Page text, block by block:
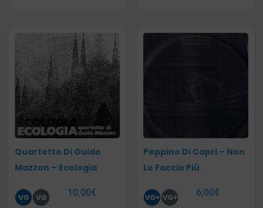
Quartetto Di Guido
Mazzon – Ecologia
10,00€
Peppino Di Capri – Non
Lo Faccio Più
6,00€